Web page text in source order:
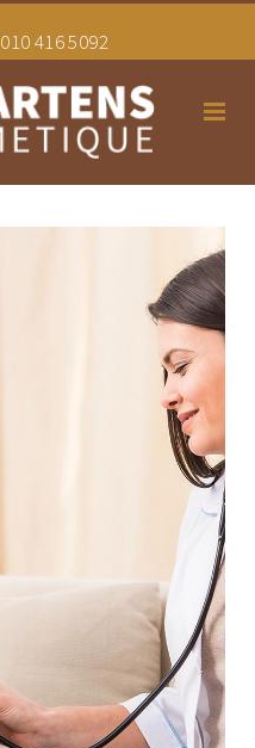
010 416 5092